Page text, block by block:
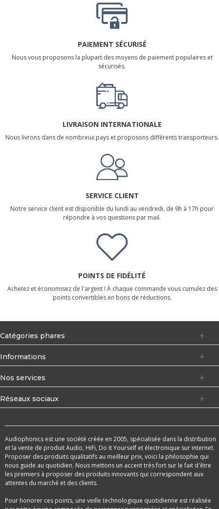
PAIEMENT SÉCURISÉ
Nous vous proposons la plupart des moyens de paiement populaires et
sécurisés.
LIVRAISON INTERNATIONALE
Nous livrons dans de nombreux pays et proposons différents transporteurs.
SERVICE CLIENT
Notre service client est disponible du lundi au vendredi, de 9h à 17h pour
répondre à vos questions par mail.
POINTS DE FIDÉLITÉ
Achetez et économisez de l'argent ! À chaque commande vous cumulez des
points convertibles en bons de réductions.
Catégories phares
Informations
Nos services
Réseaux sociaux
Audiophonics est une société créée en 2005, spécialisée dans la distribution
et la vente de produit Audio, HiFi, Do It Yourself et électronique sur internet.
Proposer des produits qualitatifs au meilleur prix, voici la philosophie qui
nous guide au quotidien. Nous mettons un accent très fort sur le fait d'être
les premiers à proposer des produits innovants qui correspondent aux
attentes du marché et des clients.
Pour honorer ces points, une veille technologique quotidienne est réalisée